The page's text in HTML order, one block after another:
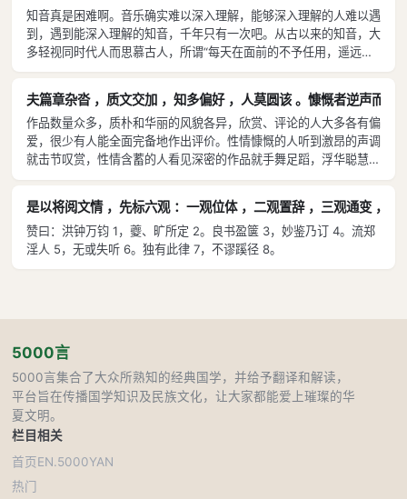
他，形成偏好。接着指出，避免偏好，必须圆照，即进行全面的观
察和认识。为此必须博观大量作品，了解它们复杂多变的种种形
态，排除个人偏见，才能取得公正合理的评价。以上着重从态度立
论。第三段着重谈鉴赏、批评的方法。先是指出，要理解作品，先
要从位体等六个方面观察。位体，指构置通篇体制，这在《明诗》
至《书记》二十篇的“敷理以举统”部分有具体论述，《体性》至
《定势》四篇亦有论述。置辞，指如何运用辞采，《丽辞》、《比
兴》、《夸饰》、《练字》等篇有较详细的研讨。通变，指对古代
作品的因革情况，《通变》篇有详论。奇正，指文章风貌的奇与
状况，《事类》篇有详述。宫商，指声韵是否和谐协调，《声律》
篇有详述。以上六项，概括了文章艺术形式的重要方面。其中体
制、辞采是两大主要方面，其他四项可归属前两项，通变、奇正兼
及体制、辞采，事义、宫商可归入辞采（广义的）。《文心雕龙》
发，观文者披文以入情”，两句概括了作者、读者和作品的关系。
“辞发”的“辞”，“披文”的“文”，均指作品的艺术形式，也即是以上六
观的对象。作者通过位体、置辞等表现其才华，读者则通过它们考
察作品艺术的优劣并进而理解其思想内容。后面指出，只要人们能
够博览作品，全面观照，具有深刻的鉴识力，就能做到心地澄明，
成为文学领域中的知音。
知音真是困难啊。音乐确实难以深入理解，能够深入理解的人难以遇
到，遇到能深入理解的知音，千年只有一次吧。从古以来的知音，大
多轻视同时代人而思慕古人，所谓“每天在面前的不予任用，遥远的
听见名声就产生思慕之心”。从前韩非的内外《储说》开始传播，司
可是等见到他们后，韩非被囚禁、司马相如也未被重用。不是可以很
明显地看出对同时代人的轻贱吗？至于班固和傅毅，文章成就差不
多，但班固讥笑傅毅说：“写起文章来收不住。”曹植评论文才，也极
力贬低陈琳，而丁廙请他修饰改定文章，他就赞叹地称作文坛佳话，
刘修喜好批评别人的文章，他就把刘修比作古代乱说话的田巴，曹植
偏颇的意向也是很明显的。所以魏文帝曹丕说“文人相轻”，并不是没
有根据的话。至于像楼护只是口才好，却荒谬地要评论文章，说什么
“司马迁著书，曾向东方朔请教”，桓谭等人因而对之加以讥笑。楼护
其实不过是个轻贱的人，随便乱说也会被人讥笑，何况是文人，怎么
能妄加议论呢？所以观照鉴别得深透明晰，却又推崇古人而轻视今人
夫篇章杂沓 ，质文交加 ，知多偏好 ，人莫圆该 。慷慨者逆声而
作品数量众多，质朴和华丽的风貌各异，欣赏、评论的人大多各有偏
爱，很少有人能全面完备地作出评价。性情慷慨的人听到激昂的声调
就击节叹赏，性情含蓄的人看见深密的作品就手舞足蹈，浮华聪慧的
人看到绮丽的文章会怦然心动，爱好新奇的人听到奇异的言辞会鼓舞
人都持一种片面的见解，去衡量变化万端的文章。这真是“向东而
望，见不到西面的墙”了。大凡弹奏过上千个曲子然后才能通晓音
乐，观察过上千把宝剑然后才能识别兵器；所以全面观察和认识的方
法，务必先要广泛阅读。看过高大的山岳，才知道土冈的矮小；汲取
是以将阅文情 ，先标六观 ：一观位体 ，二观置辞 ，三观通变 ，
赞曰：洪钟万钧 1，夔、旷所定 2。良书盈箧 3，妙鉴乃订 4。流郑
淫人 5，无或失听 6。独有此律 7，不谬蹊径 8。
5000言
5000言集合了大众所熟知的经典国学，并给予翻译和解读，
平台旨在传播国学知识及民族文化，让大家都能爱上璀璨的华
夏文明。
栏目
首页
热门
相关
EN.5000YAN